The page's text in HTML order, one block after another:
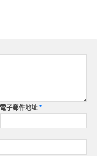
電子郵件地址 *